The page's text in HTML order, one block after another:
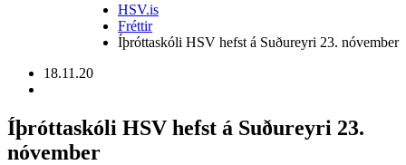
HSV.is
Fréttir
Íþróttaskóli HSV hefst á Suðureyri 23. nóvember
18.11.20
Íþróttaskóli HSV hefst á Suðureyri 23.
nóvember